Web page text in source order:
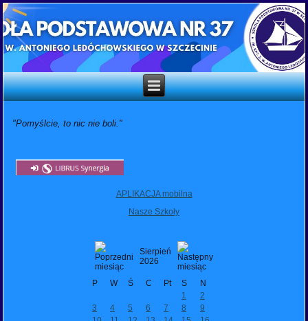
"Pomyślcie, to nic nie boli."
APLIKACJA mobilna
Nasze Szkoły
Sierpień
2026
P W Ś C Pt S
N
1
2
3
4 5 6 7 8
9